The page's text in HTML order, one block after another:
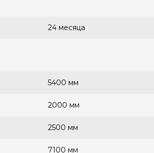
24 месяца
5400 мм
2000 мм
2500 мм
7100 мм